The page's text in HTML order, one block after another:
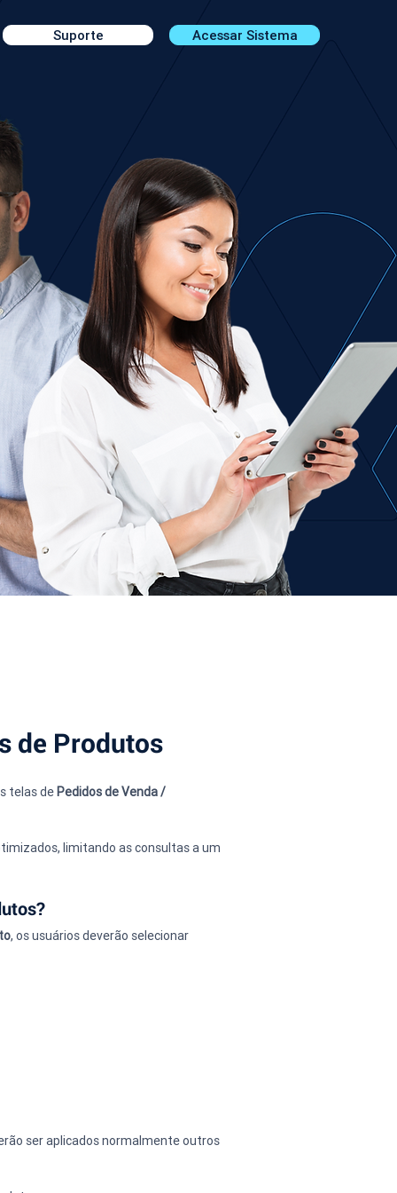
Suporte Acessar Sistema
de Produtos
telas de Pedidos de Venda /
limitando as consultas a um
, os usuários deverão selecionar
ser aplicados normalmente outros